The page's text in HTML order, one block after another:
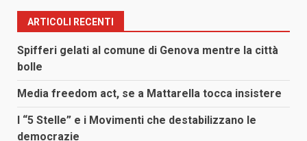
ARTICOLI RECENTI
Spifferi gelati al comune di Genova mentre la città
bolle
Media freedom act, se a Mattarella tocca insistere
I “5 Stelle” e i Movimenti che destabilizzano le
democrazie